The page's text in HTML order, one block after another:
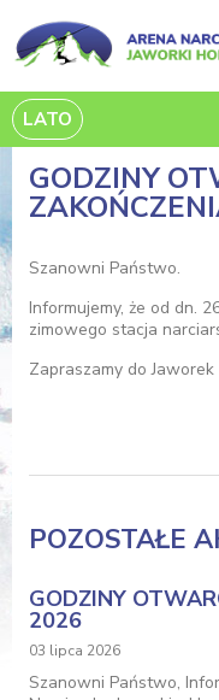
LATO
GODZINY
Szanowni Państwo.
Informujemy, że od dn.
zimowego stacja
Zapraszamy do Jaworek
POZOSTAŁE
GODZINY
2026
03 lipca 2026
Szanowni Państwo,